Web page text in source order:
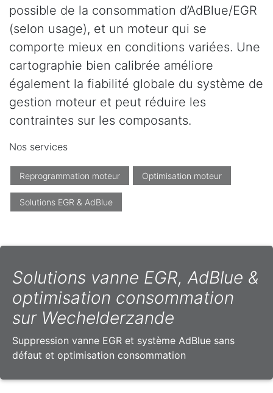
possible de la consommation d’AdBlue/EGR
(selon usage), et un moteur qui se
comporte mieux en conditions variées. Une
cartographie bien calibrée améliore
également la fiabilité globale du système de
gestion moteur et peut réduire les
contraintes sur les composants.
Nos services
Reprogrammation moteur Optimisation moteur
Solutions EGR & AdBlue
Solutions vanne EGR, AdBlue &
optimisation consommation
sur Wechelderzande
Suppression vanne EGR et système AdBlue sans
défaut et optimisation consommation